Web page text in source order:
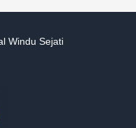
Windu Sejati